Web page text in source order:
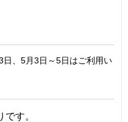
、5月3日～5日はご利用い
す。